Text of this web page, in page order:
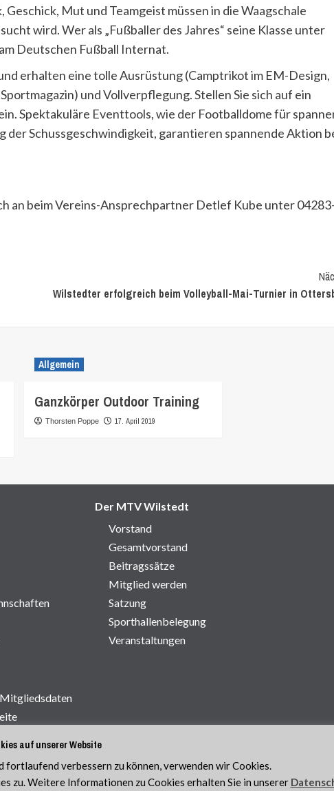
Mut und Teamgeist müssen in die Waagschale
wird. Wer als „Fußballer des Jahres“ seine Klasse unter
Deutschen Fußball Internat.
erhalten eine tolle Ausrüstung (Camptrikot im EM-Design,
und Vollverpflegung. Stellen Sie sich auf ein
Spektakuläre Eventtools, wie der Footballdome für
Schussgeschwindigkeit, garantieren spannende Aktion
an beim Vereins-Ansprechpartner Detlef Kube unter 04283-
Wilstedter erfolgreich beim Volleyball-Mai-Turnier in
Allgemein
Ganzkörper Outdoor Training
Thorsten Poppe 17. April 2019
Der MTV Wilstedt
Vorstand
Gesamtvorstand
Beitragssätze
Mitglied werden
Satzung
Sporthallenbelegung
Veranstaltungen
auf unserer Website
fortlaufend verbessern zu können, verwenden wir Cookies.
zu. Weitere Informationen zu Cookies erhalten Sie in unserer